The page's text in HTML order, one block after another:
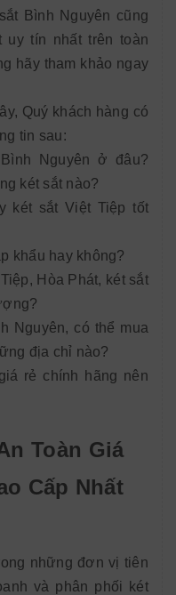
Bình Nguyên cũng
tín nhất trên toàn
hãy tham khảo ngay
Quý khách hàng có
tin sau:
Nguyên ở đâu?
két sắt nào?
két sắt Việt Tiệp tốt
khẩu hay không?
Hòa Phát, két sắt
Nguyên, có thể mua
địa chỉ nào?
rẻ chính hãng nên
Toàn Giá
Cấp Nhất
những đơn vị tiên
và phân phối két